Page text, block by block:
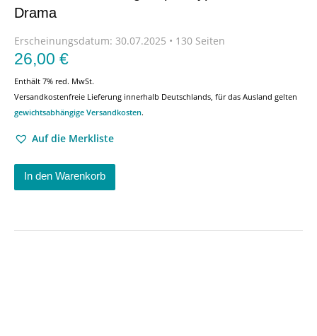
Drama
Erscheinungsdatum: 30.07.2025 • 130 Seiten
26,00 €
Enthält 7% red. MwSt.
Versandkostenfreie Lieferung innerhalb Deutschlands, für das Ausland gelten
gewichtsabhängige Versandkosten.
Auf die Merkliste
In den Warenkorb